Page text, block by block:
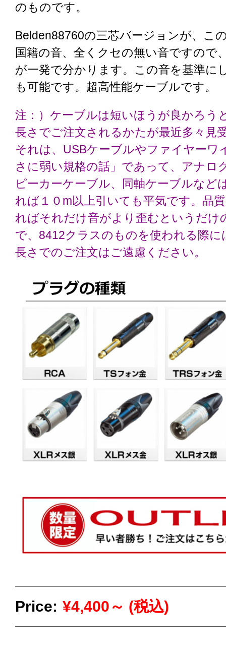
のものです。
Belden88760の三芯バージョンが、こ
国籍の音、全くクセの無い音ですので
が一発で分かります。この音を基準に
も可能です。超高性能ケーブルです。
注：）ケーブルは短いほうが良かろう
長さでご注文されるかたが最近多々見
それは、USBケーブルやファイヤーワ
さに弱い規格の話」であって、アナロ
ピーカーケーブル、同軸ケーブルなど
れば１０m以上引いても平気です。品
ればそれだけ音がより歪むというだけ
で、8412クラスのものを使われる際
長さでのご注文はご遠慮ください。
Price: ¥4,400～ (税込)